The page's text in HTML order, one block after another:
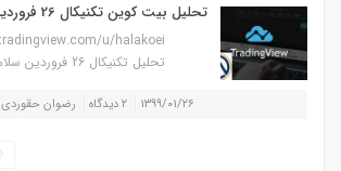
تحلیل بیت کوین تکنیکال 26 فروردین
تحلیل تکنیکال 26 فروردین سلام...
۱۳۹۹/۰۱/۲۶ ۲ دیدگاه رضوان حقوردی